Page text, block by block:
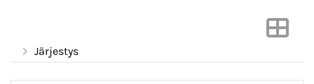
Järjestys